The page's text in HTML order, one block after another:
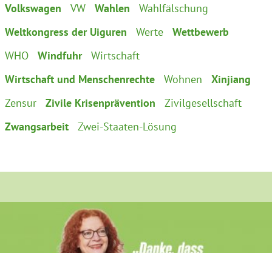
Volkswagen
VW Wahlen
Wahlfälschung
Weltkongress der Uiguren
Werte
Wettbewerb
WHO
Windfuhr
Wirtschaft
Wirtschaft und Menschenrechte
Wohnen
Xinjiang
Zensur
Zivile Krisenprävention
Zivilgesellschaft
Zwangsarbeit
Zwei-Staaten-Lösung